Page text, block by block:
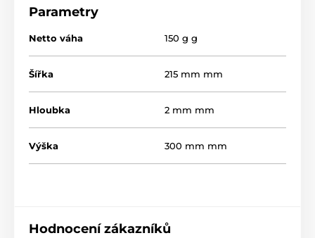
Parametry
Netto váha 150 g g
Šířka 215 mm mm
Hloubka 2 mm mm
Výška 300 mm mm
Hodnocení zákazníků